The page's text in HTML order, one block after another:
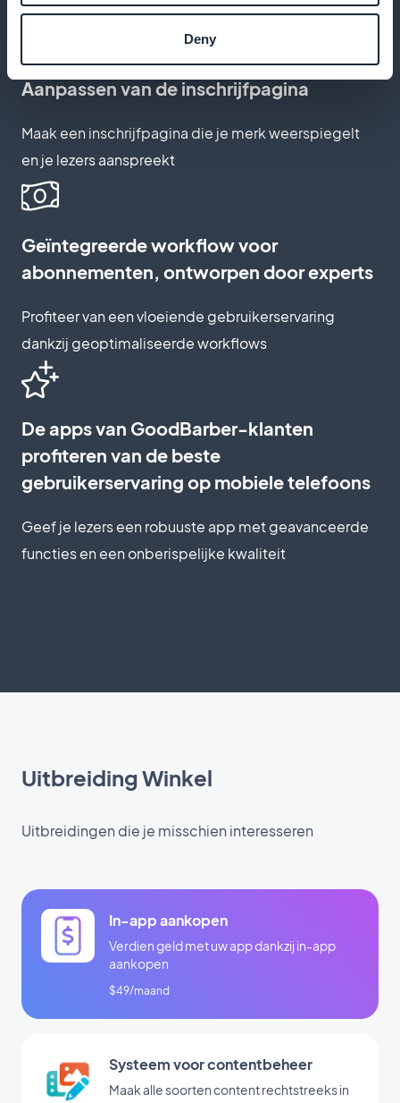
Deny
Aanpassen van de inschrijfpagina
Maak een inschrijfpagina die je merk weerspiegelt
en je lezers aanspreekt
Geïntegreerde workflow voor
abonnementen, ontworpen door experts
Profiteer van een vloeiende gebruikerservaring
dankzij geoptimaliseerde workflows
De apps van GoodBarber-klanten
profiteren van de beste
gebruikerservaring op mobiele telefoons
Geef je lezers een robuuste app met geavanceerde
functies en een onberispelijke kwaliteit
Uitbreiding Winkel
Uitbreidingen die je misschien interesseren
In-app aankopen
Verdien geld met uw app dankzij in-app
aankopen
$49/maand
Systeem voor contentbeheer
Maak alle soorten content rechtstreeks in